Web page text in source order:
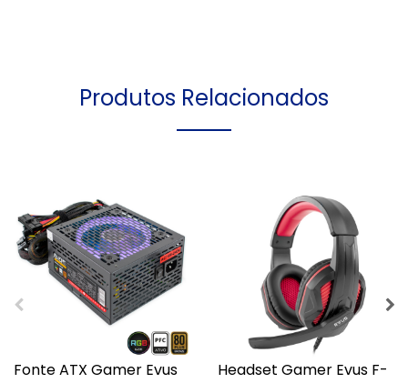
Produtos Relacionados
Fonte ATX Gamer Evus
Headset Gamer Evus F-